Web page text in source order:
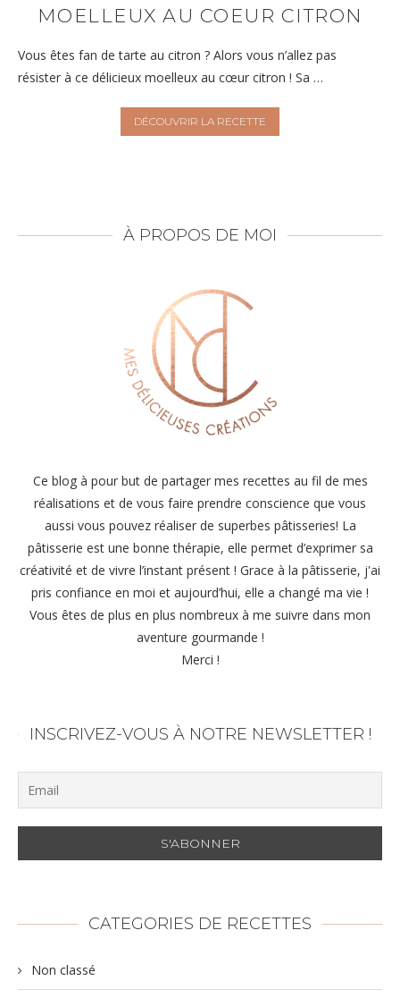
MOELLEUX AU COEUR CITRON
Vous êtes fan de tarte au citron ? Alors vous n’allez pas
résister à ce délicieux moelleux au cœur citron ! Sa …
DÉCOUVRIR LA RECETTE
À PROPOS DE MOI
Ce blog à pour but de partager mes recettes au fil de mes
réalisations et de vous faire prendre conscience que vous
aussi vous pouvez réaliser de superbes pâtisseries! La
pâtisserie est une bonne thérapie, elle permet d’exprimer sa
créativité et de vivre l’instant présent ! Grace à la pâtisserie, j'ai
pris confiance en moi et aujourd’hui, elle a changé ma vie !
Vous êtes de plus en plus nombreux à me suivre dans mon
aventure gourmande !
Merci !
INSCRIVEZ-VOUS À NOTRE NEWSLETTER !
CATEGORIES DE RECETTES
Non classé